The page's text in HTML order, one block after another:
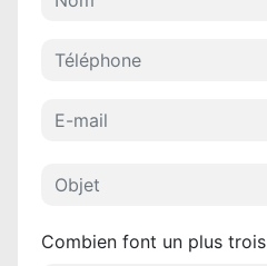
Combien font un plus trois